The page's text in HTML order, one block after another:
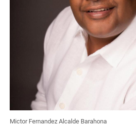
Mictor Fernandez Alcalde Barahona